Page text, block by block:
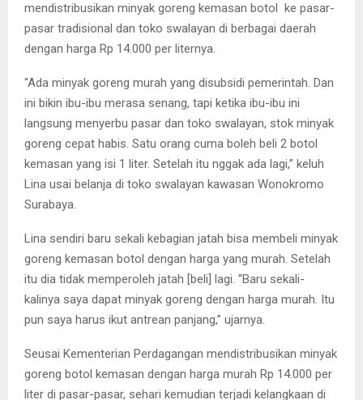
mendistribusikan minyak goreng kemasan botol ke pasar-
pasar tradisional dan toko swalayan di berbagai daerah
dengan harga Rp 14.000 per liternya.
“Ada minyak goreng murah yang disubsidi pemerintah. Dan
ini bikin ibu-ibu merasa senang, tapi ketika ibu-ibu ini
langsung menyerbu pasar dan toko swalayan, stok minyak
goreng cepat habis. Satu orang cuma boleh beli 2 botol
kemasan yang isi 1 liter. Setelah itu nggak ada lagi,” keluh
Lina usai belanja di toko swalayan kawasan Wonokromo
Surabaya.
Lina sendiri baru sekali kebagian jatah bisa membeli minyak
goreng kemasan botol dengan harga yang murah. Setelah
itu dia tidak memperoleh jatah [beli] lagi. “Baru sekali-
kalinya saya dapat minyak goreng dengan harga murah. Itu
pun saya harus ikut antrean panjang,” ujarnya.
Seusai Kementerian Perdagangan mendistribusikan minyak
goreng botol kemasan dengan harga murah Rp 14.000 per
liter di pasar-pasar, sehari kemudian terjadi kelangkaan di